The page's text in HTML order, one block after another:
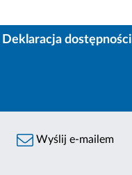
Deklaracja dostępności
Wyślij e-mailem